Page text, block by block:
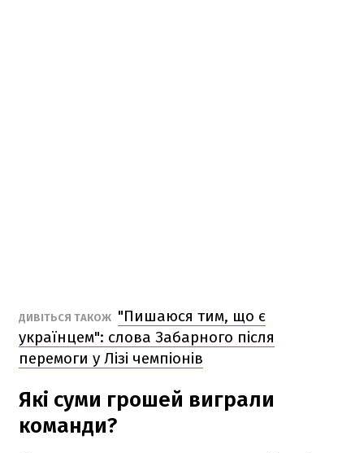
ДИВІТЬСЯ ТАКОЖ "Пишаюся тим, що є
українцем": слова Забарного після
перемоги у Лізі чемпіонів
Які суми грошей виграли
команди?